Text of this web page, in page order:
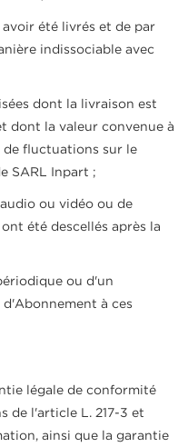
avoir été livrés et de par
indissociable avec
dont la livraison est
dont la valeur convenue à
de fluctuations sur le
SARL Inpart ;
ou vidéo ou de
été descellés après la
ou d'un
à ces
légale de conformité
de l'article L. 217-3 et
ainsi que la garantie